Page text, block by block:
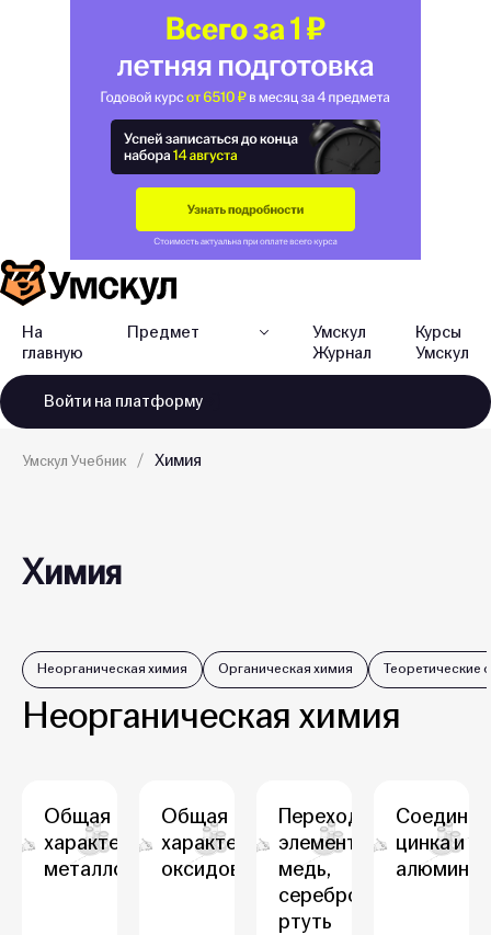
На
главную
Предмет
Умскул
Журнал
Курсы
Умскул
Войти на платформу
Умскул Учебник Химия
Химия
Неорганическая химия Органическая химия Теоретические
Неорганическая химия
Общая
характеристика
металлов
Общая
характеристика
оксидов
Переходные
элементы:
медь,
серебро,
ртуть
цинка и
алюминия